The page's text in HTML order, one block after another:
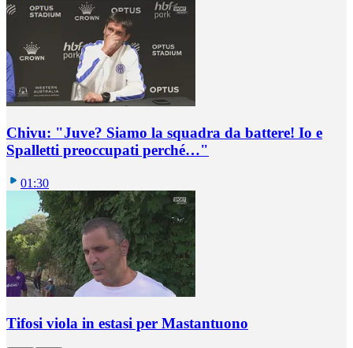
Chivu: "Juve? Siamo la squadra da battere! Io e
Spalletti preoccupati perché…"
01:30
Tifosi viola in estasi per Mastantuono